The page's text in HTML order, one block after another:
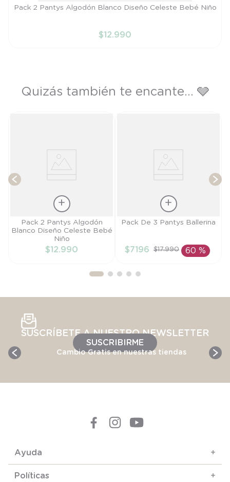
Talla
Pack 2 Pantys Algodón Blanco Diseño Celeste Bebé Niño
$12.990
Quizás también te encante... 🩶
TallaPack 2 Pantys Algodón
Blanco Diseño Celeste Bebé
Niño
$12.990
Talla
AÑADIR AL
Pack De 3 Pantys Ballerina
$7196 $17.990 60 %
SUSCRÍBETE A NUESTRO NEWSLETTER
SUSCRIBIRME
Cambio Gratis en nuestras tiendas
Ayuda +
Políticas +